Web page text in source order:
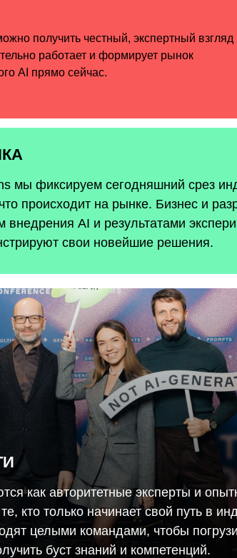
мы фиксируем сегодняшний срез
происходит на рынке. Бизнес и
внедрения AI и результатами
свои новейшие решения.
как авторитетные эксперты и
кто только начинает свой путь в
целыми командами, чтобы
буст знаний и компетенций.